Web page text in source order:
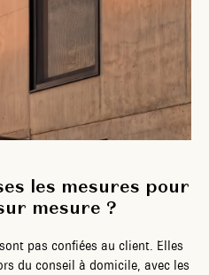
les mesures pour
mesure ?
pas confiées au client. Elles
du conseil à domicile, avec les